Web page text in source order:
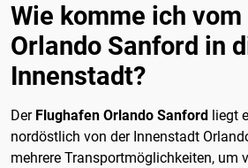
Wie komme ich
Orlando Sanford in
Innenstadt?
Der Flughafen Orlando Sanford
liegt
nordöstlich von der Innenstadt
mehrere Transportmöglichkeiten, um